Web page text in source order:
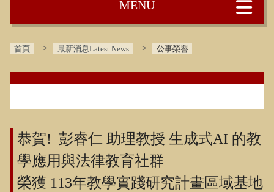
首頁 最新消息Latest News 公事榮譽
恭賀! 彭睿仁 助理教授 生成式AI 的教
學應用與法律教育社群
榮獲 113年教學實踐研究計畫區域基地